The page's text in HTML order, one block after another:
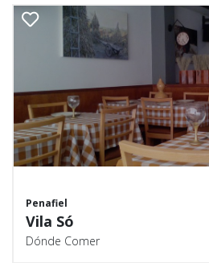
Penafiel
Vila Só
Dónde Comer